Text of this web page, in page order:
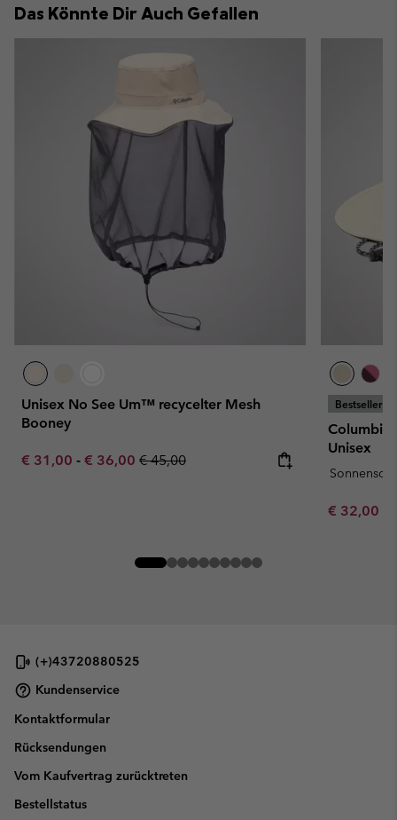
Das Könnte Dir Auch Gefallen
Unisex No See Um™ recycelter Mesh
Booney
Minimum sale price:
€ 31,00 - Maximum sale price:
€ 36,00 Regular price:
€ 45,00
Bestseller
Unisex
Minimum
€ 32,00
(+)43720880525
Kundenservice
Kontaktformular
Rücksendungen
Vom Kaufvertrag zurücktreten
Bestellstatus